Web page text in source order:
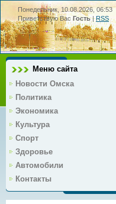
Понедельник, 10.08.2026, 06:53
Приветствую Вас Гость|RSS
Меню сайта
Новости Омска
Политика
Экономика
Культура
Спорт
Здоровье
Автомобили
Контакты